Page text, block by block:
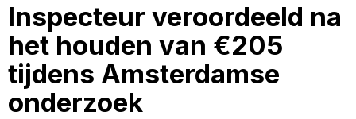
Inspecteur veroordeeld na
het houden van €205
tijdens Amsterdamse
onderzoek